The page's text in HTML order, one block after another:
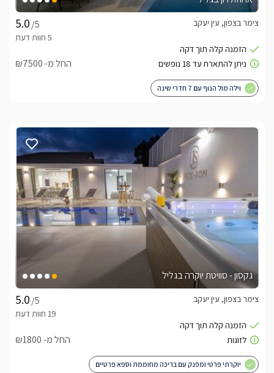
/5
צימר בצפון, עין יעקב
החל מ- ₪7500
וילה מול הנוף עם 7 חדרי שינה
גקסון - סוויטת יוקרה בגליל
/5
צימר בצפון, עין יעקב
החל מ- ₪1800
יוקרתי פרטי ומפנק עם בריכה מחוממת וספא פרטיים